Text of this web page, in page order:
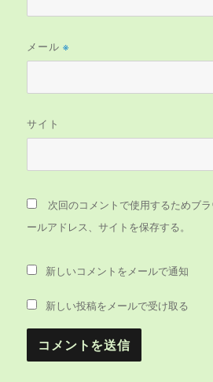
メール※
サイト
次回のコメントで使用するためブ
ールアドレス、サイトを保存する。
新しいコメントをメールで通知
新しい投稿をメールで受け取る